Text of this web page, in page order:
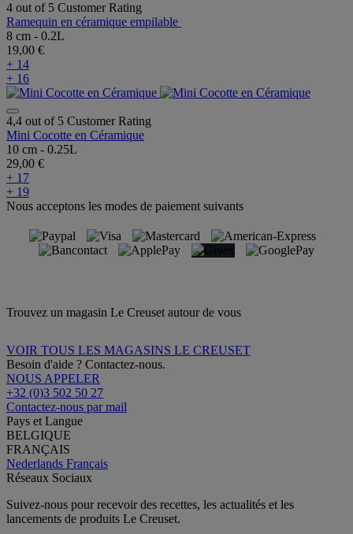
4 out of 5 Customer Rating
Ramequin en céramique empilable
8 cm - 0.2L
19,00 €
+ 14
+ 16
4,4 out of 5 Customer Rating
Mini Cocotte en Céramique
10 cm - 0.25L
29,00 €
+ 17
+ 19
Nous acceptons les modes de paiement suivants
Trouvez un magasin Le Creuset autour de vous
VOIR TOUS LES MAGASINS LE CREUSET
Besoin d'aide ? Contactez-nous.
NOUS APPELER
+32 (0)3 502 50 27
Contactez-nous par mail
Pays et Langue
BELGIQUE
FRANÇAIS
Nederlands Français
Réseaux Sociaux
Suivez-nous pour recevoir des recettes, les actualités et les
lancements de produits Le Creuset.